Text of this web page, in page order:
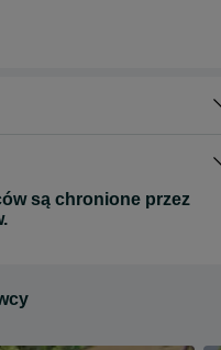
są chronione przez